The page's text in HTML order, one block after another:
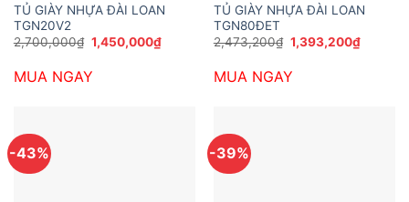
TỦ GIÀY NHỰA ĐÀI LOAN
TGN20V2
2,700,000₫ Giá
gốc
2,700,000₫.
1,450,000₫Giá
hiện
MUA NGAY
TỦ GIÀY NHỰA ĐÀI LOAN
TGN80ĐET
2,473,200₫ Giá
gốc
2,473,200₫.
1,393,200₫Giá
hiện
MUA NGAY
-43% -39%